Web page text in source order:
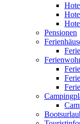
Pensionen